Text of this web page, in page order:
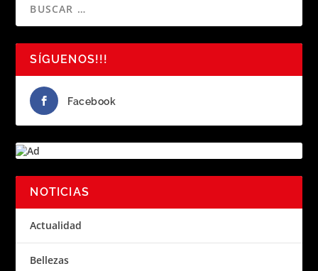
SÍGUENOS!!!
Facebook
NOTICIAS
Actualidad
Bellezas